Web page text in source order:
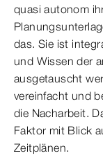
quasi autonom
das. Sie ist
und Wissen der
ausgetauscht
vereinfacht und
die Nacharbeit.
Faktor mit Blick
Zeitplänen.